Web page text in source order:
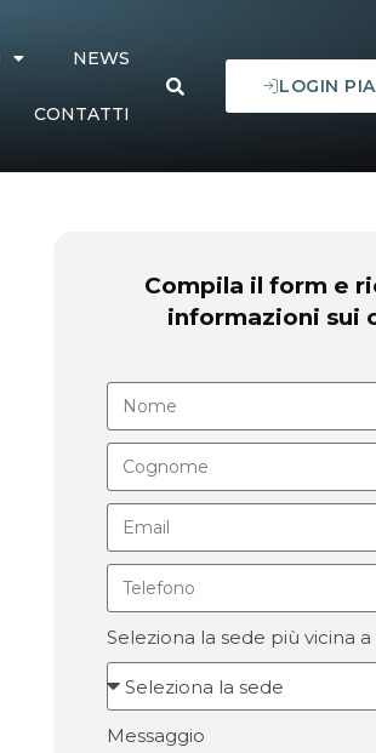
NEWS
CONTATTI
LOGIN
Compila il form e
informazioni sui
Seleziona la sede più vicina a
Messaggio